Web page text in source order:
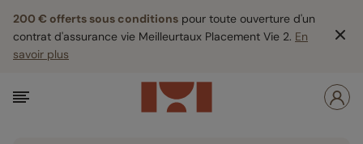
200 € offerts sous conditions pour toute ouverture d'un
contrat d'assurance vie Meilleurtaux Placement Vie 2. En
savoir plus